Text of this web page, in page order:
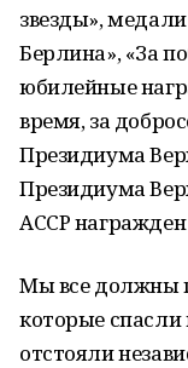
звезды», медали
Берлина», «За
юбилейные
время, за
Президиума
Президиума
АССР
Мы все должны
которые спасли
отстояли